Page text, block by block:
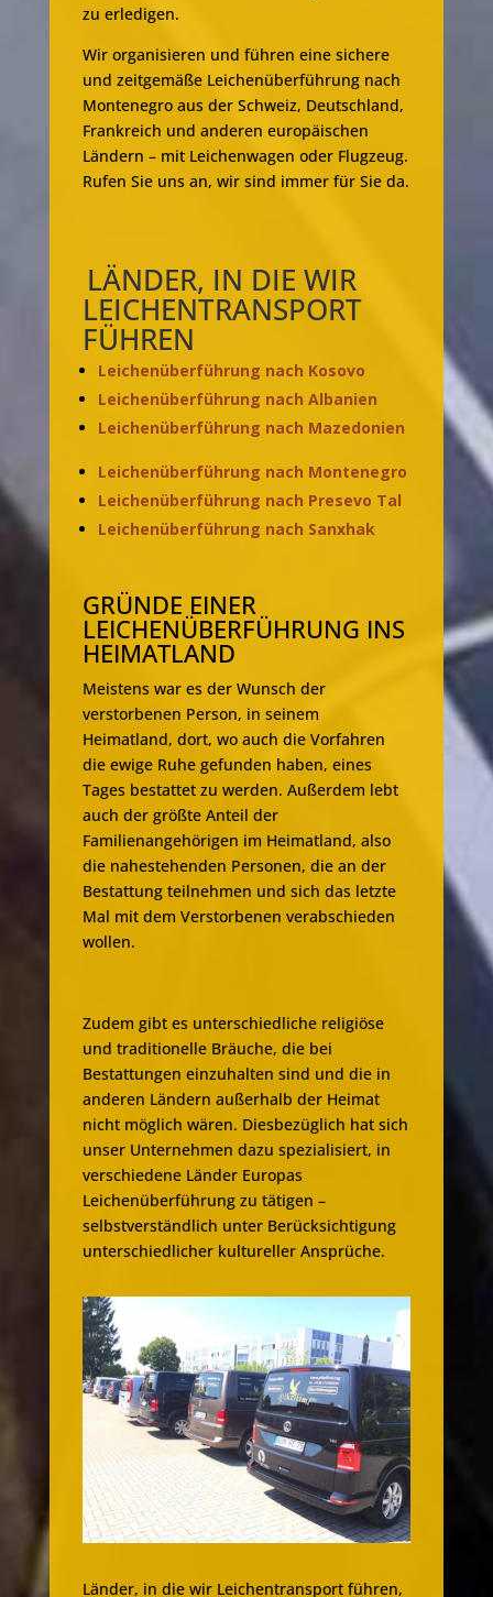
zu erledigen.
Wir organisieren und führen eine sichere
und zeitgemäße Leichenüberführung nach
Montenegro aus der Schweiz, Deutschland,
Frankreich und anderen europäischen
Ländern – mit Leichenwagen oder Flugzeug.
Rufen Sie uns an, wir sind immer für Sie da.
LÄNDER, IN DIE WIR
LEICHENTRANSPORT
FÜHREN
Leichenüberführung nach Kosovo
Leichenüberführung nach Albanien
Leichenüberführung nach Mazedonien
Leichenüberführung nach Montenegro
Leichenüberführung nach Presevo Tal
Leichenüberführung nach Sanxhak
GRÜNDE EINER
LEICHENÜBERFÜHRUNG INS
HEIMATLAND
Meistens war es der Wunsch der
verstorbenen Person, in seinem
Heimatland, dort, wo auch die Vorfahren
die ewige Ruhe gefunden haben, eines
Tages bestattet zu werden. Außerdem lebt
auch der größte Anteil der
Familienangehörigen im Heimatland, also
die nahestehenden Personen, die an der
Bestattung teilnehmen und sich das letzte
Mal mit dem Verstorbenen verabschieden
wollen.
Zudem gibt es unterschiedliche religiöse
und traditionelle Bräuche, die bei
Bestattungen einzuhalten sind und die in
anderen Ländern außerhalb der Heimat
nicht möglich wären. Diesbezüglich hat sich
unser Unternehmen dazu spezialisiert, in
verschiedene Länder Europas
Leichenüberführung zu tätigen –
selbstverständlich unter Berücksichtigung
unterschiedlicher kultureller Ansprüche.
Länder, in die wir Leichentransport führen,